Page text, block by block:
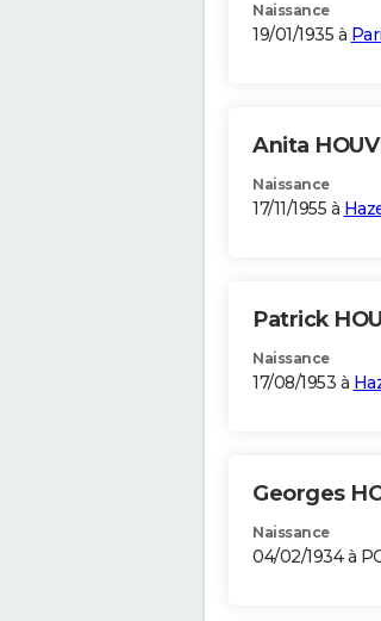
Naissance
19/01/1935 à
Anita
Naissance
17/11/1955 à
Patrick
Naissance
17/08/1953 à
Georges
Naissance
04/02/1934 à